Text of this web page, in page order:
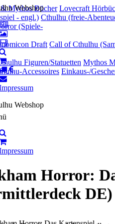
Mythos Bücher Lovecraft
- engl.) Cthulhu (freie-
(Spiele-
Draft Call of Cthulhu
Figuren/Statuetten Mythos
Accessoires Einkaus-/
Horror:
DE)